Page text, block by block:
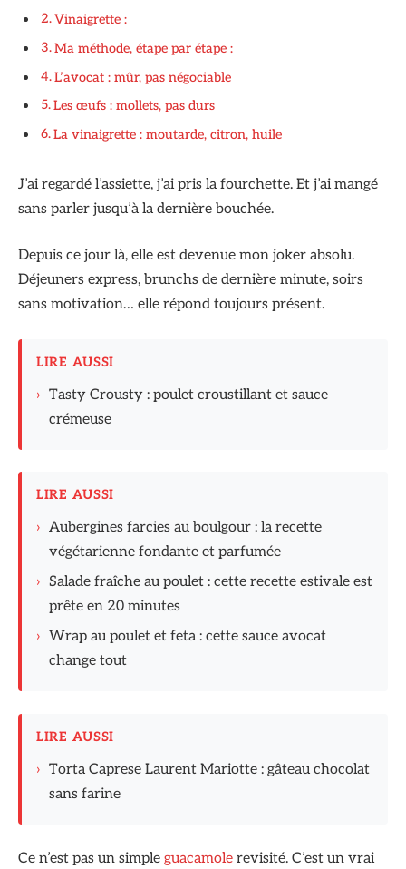
Vinaigrette :
Ma méthode, étape par étape :
L’avocat : mûr, pas négociable
Les œufs : mollets, pas durs
La vinaigrette : moutarde, citron, huile
J’ai regardé l’assiette, j’ai pris la fourchette. Et j’ai mangé
sans parler jusqu’à la dernière bouchée.
Depuis ce jour là, elle est devenue mon joker absolu.
Déjeuners express, brunchs de dernière minute, soirs
sans motivation… elle répond toujours présent.
LIRE AUSSI
› Tasty Crousty : poulet croustillant et sauce
crémeuse
LIRE AUSSI
› Aubergines farcies au boulgour : la recette
végétarienne fondante et parfumée
› Salade fraîche au poulet : cette recette estivale est
prête en 20 minutes
› Wrap au poulet et feta : cette sauce avocat
change tout
LIRE AUSSI
› Torta Caprese Laurent Mariotte : gâteau chocolat
sans farine
Ce n’est pas un simple guacamole revisité. C’est un vrai